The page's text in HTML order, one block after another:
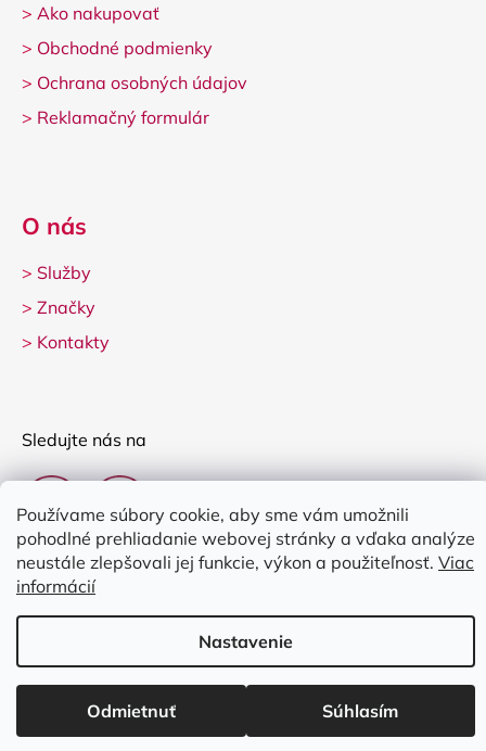
Používame súbory cookie, aby sme vám umožnili
pohodlné prehliadanie webovej stránky a vďaka analýze
neustále zlepšovali jej funkcie, výkon a použiteľnosť. Viac
informácií
Nastavenie
Odmietnuť Súhlasím
> Ako nakupovať
> Obchodné podmienky
> Ochrana osobných údajov
> Reklamačný formulár
O nás
> Služby
> Značky
> Kontakty
Sledujte nás na
Vytvoril Shoptet
Copyright 2026Clarina Music. Všetky práva vyhradené.Upraviť
nastavenie cookies